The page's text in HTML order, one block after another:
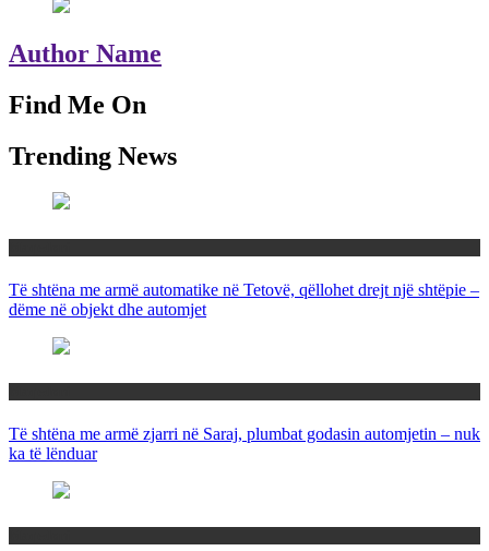
Author Name
Find Me On
Trending News
Të shtëna me armë automatike në Tetovë, qëllohet drejt një shtëpie –
dëme në objekt dhe automjet
Të shtëna me armë zjarri në Saraj, plumbat godasin automjetin – nuk
ka të lënduar